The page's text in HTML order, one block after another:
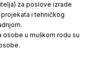
za poslove izrade
i tehničkog
osobe u muškom rodu su